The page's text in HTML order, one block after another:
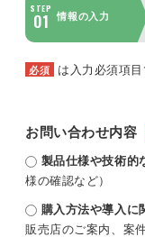
STEP
01 情報の入力
必須 は入力必須項目
お問い合わせ内容
製品仕様や技術的
様の確認など）
購入方法や導入に
販売店のご案内、案